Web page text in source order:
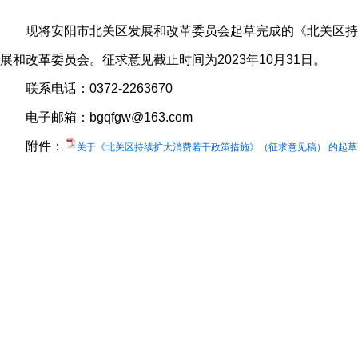
现将安阳市北关区发展和改革委员会起草完成的《北关区
展和改革委员会。征求意见截止时间为2023年10月31日。
联系电话：0372-2263670
电子邮箱：bgqfgw@163.com
附件： 关于《北关区持续扩大消费若干政策措施》（征求意见稿） 的起